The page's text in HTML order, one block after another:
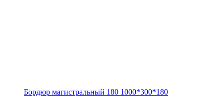
Бордюр магистральный 180 1000*300*180